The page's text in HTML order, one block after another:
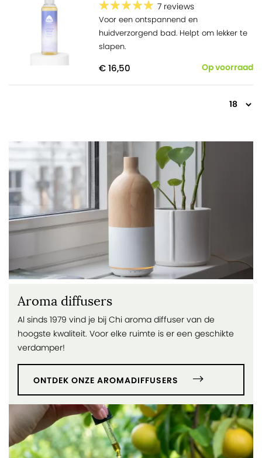
7 reviews
Voor een ontspannend en
huidverzorgend bad. Helpt om lekker te
slapen.
€ 16,50 Op voorraad
Aroma diffusers
Al sinds 1979 vind je bij Chi aroma diffuser van de
hoogste kwaliteit. Voor elke ruimte is er een geschikte
verdamper!
ONTDEK ONZE AROMADIFFUSERS